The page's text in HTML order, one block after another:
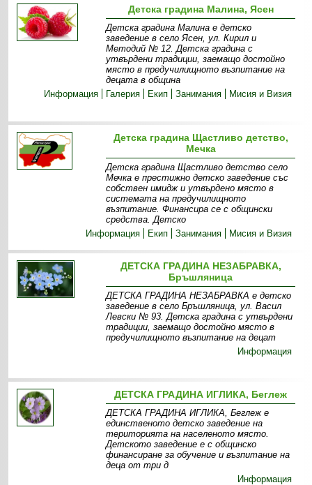
Детска градина Малина, Ясен
Детска градина Малина е детско
заведение в село Ясен, ул. Кирил и
Методий № 12. Детска градина с
утвърдени традиции, заемащо достойно
място в предучилищното възпитание на
децата в община
Информация
Галерия Екип Занимания Мисия и Визия
Детска градина Щастливо детство,
Мечка
Детска градина Щастливо детство село
Мечка е престижно детско заведение със
собствен имидж и утвърдено място в
системата на предучилищното
възпитание. Финансира се с общински
средства. Детско
Информация
Екип Занимания Мисия и Визия
ДЕТСКА ГРАДИНА НЕЗАБРАВКА,
Бръшляница
ДЕТСКА ГРАДИНА НЕЗАБРАВКА е детско
заведение в село Бръшляница, ул. Васил
Левски № 93. Детска градина с утвърдени
традиции, заемащо достойно място в
предучилищното възпитание на децат
Информация
ДЕТСКА ГРАДИНА ИГЛИКА, Беглеж
ДЕТСКА ГРАДИНА ИГЛИКА, Беглеж е
единственото детско заведение на
територията на населеното място.
Детското заведение е с общинско
финансиране за обучение и възпитание на
деца от три д
Информация